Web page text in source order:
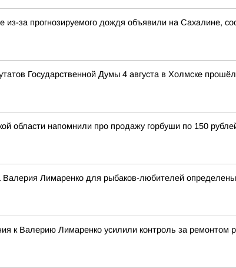
из-за прогнозируемого дождя объявили на Сахалине,
Государственной Думы 4 августа в Холмске
области напомнили про продажу горбуши по 150
Валерия Лимаренко для рыбаков-любителей
к Валерию Лимаренко усилили контроль за ремонтом